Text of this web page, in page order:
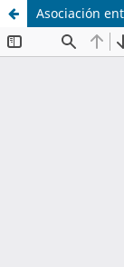
Asociación